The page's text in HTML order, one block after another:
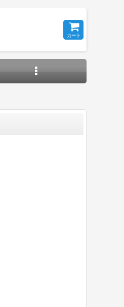
カート